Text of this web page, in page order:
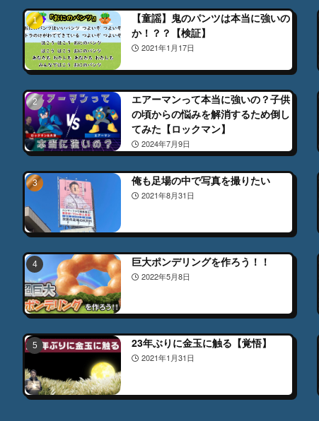
【童謡】鬼のパンツは本当に強いの
か！？？【検証】
2021年1月17日
エアーマンって本当に強いの？子供
の頃からの悩みを解消するため倒し
てみた【ロックマン】
2024年7月9日
俺も足場の中で写真を撮りたい
2021年8月31日
巨大ポンデリングを作ろう！！
2022年5月8日
23年ぶりに金玉に触る【覚悟】
2021年1月31日